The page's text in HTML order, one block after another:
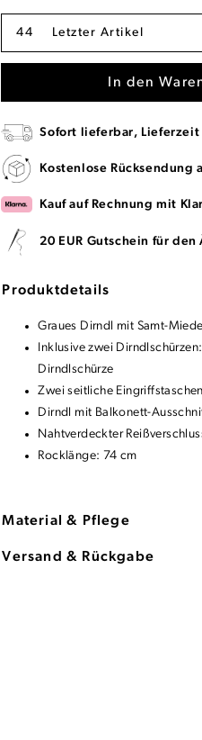
44 Letzter Artikel
In den
Sofort lieferbar, Lieferzeit
Kostenlose Rücksendung
Kauf auf Rechnung mit
20 EUR Gutschein für
Produktdetails
Graues Dirndl mit Samt-
Inklusive zwei
Dirndlschürze
Zwei seitliche
Dirndl mit Balkonett-
Nahtverdeckter
Rocklänge: 74 cm
Material & Pflege
Versand & Rückgabe